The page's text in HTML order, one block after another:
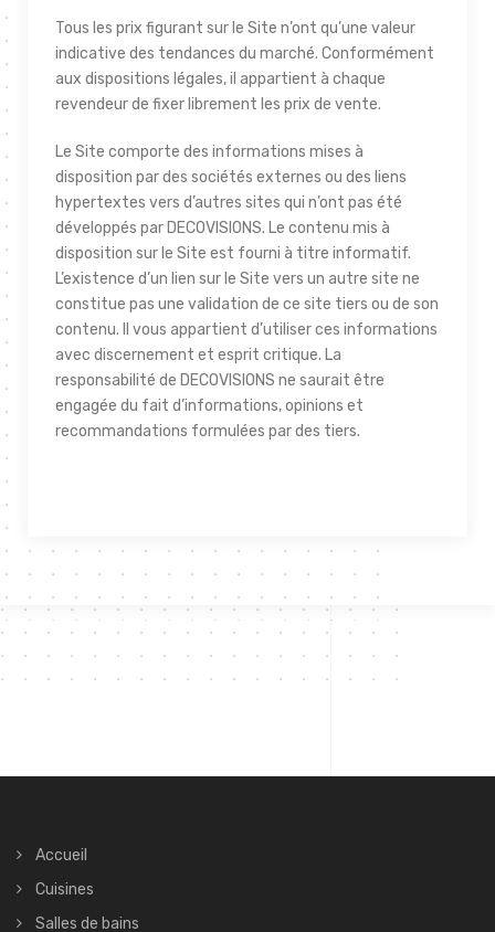
Tous les prix figurant sur le Site n’ont qu’une valeur
indicative des tendances du marché. Conformément
aux dispositions légales, il appartient à chaque
revendeur de fixer librement les prix de vente.
Le Site comporte des informations mises à
disposition par des sociétés externes ou des liens
hypertextes vers d’autres sites qui n’ont pas été
développés par DECOVISIONS. Le contenu mis à
disposition sur le Site est fourni à titre informatif.
L’existence d’un lien sur le Site vers un autre site ne
constitue pas une validation de ce site tiers ou de son
contenu. Il vous appartient d’utiliser ces informations
avec discernement et esprit critique. La
responsabilité de DECOVISIONS ne saurait être
engagée du fait d’informations, opinions et
recommandations formulées par des tiers.
Accueil
Cuisines
Salles de bains